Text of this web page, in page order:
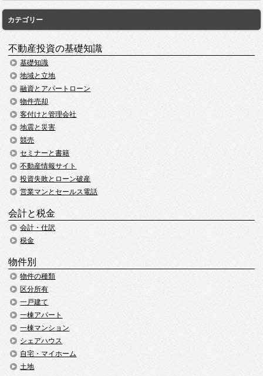
カテゴリー
不動産投資の基礎知識
基礎知識
地域と立地
融資とアパートローン
物件売却
客付けと管理会社
地震と災害
競売
セミナーと書籍
不動産情報サイト
投資失敗とローン破産
営業マンとセールス電話
会計と税金
会計・仕訳
税金
物件別
物件の種類
区分所有
一戸建て
一棟アパート
一棟マンション
シェアハウス
自宅・マイホーム
土地